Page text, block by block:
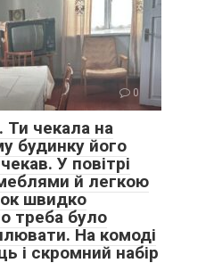
0
чекала на
будинку його
У повітрі
й легкою
швидко
треба було
На комоді
і скромний набір